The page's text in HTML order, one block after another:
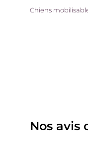
Chiens
Nos avis